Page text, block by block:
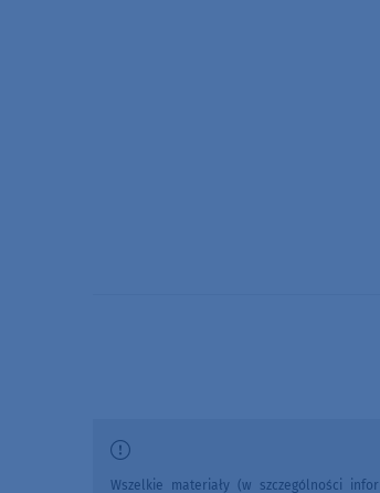
Wszelkie materiały (w szczególności